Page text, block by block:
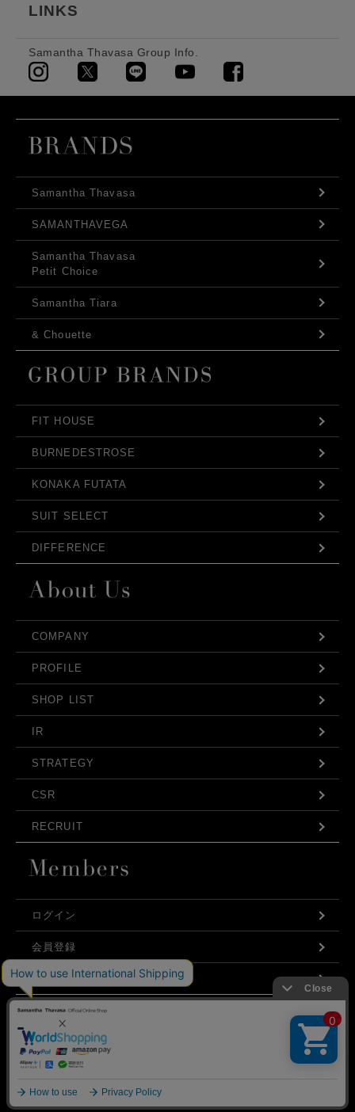
LINKS
Samantha Thavasa Group Info.
Samantha Thavasa
SAMANTHAVEGA
Samantha Thavasa
Petit Choice
Samantha Tiara
& Chouette
FIT HOUSE
BURNEDESTROSE
KONAKA FUTATA
SUIT SELECT
DIFFERENCE
COMPANY
PROFILE
SHOP LIST
IR
STRATEGY
CSR
RECRUIT
ログイン
会員登録
利用規約
お問い合わせ
プライバシーポリシー
©Samantha Thavasa Japan Limited
弊社はCookieを利用し、Webの利便性向上に努め
ております。「承諾する」をクリックしていただ
くと、お客様に最適な内容を提供することが可能
ご覧ください。
承諾する